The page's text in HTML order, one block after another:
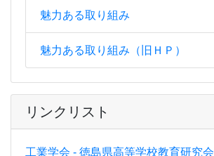
魅力ある取り組み
魅力ある取り組み（旧ＨＰ）
リンクリスト
工業学会 - 徳島県高等学校教育研究会